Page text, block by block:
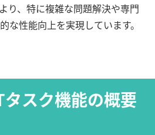
り、特に複雑な問題解決や専門
な性能向上を実現しています。
スク機能の概要